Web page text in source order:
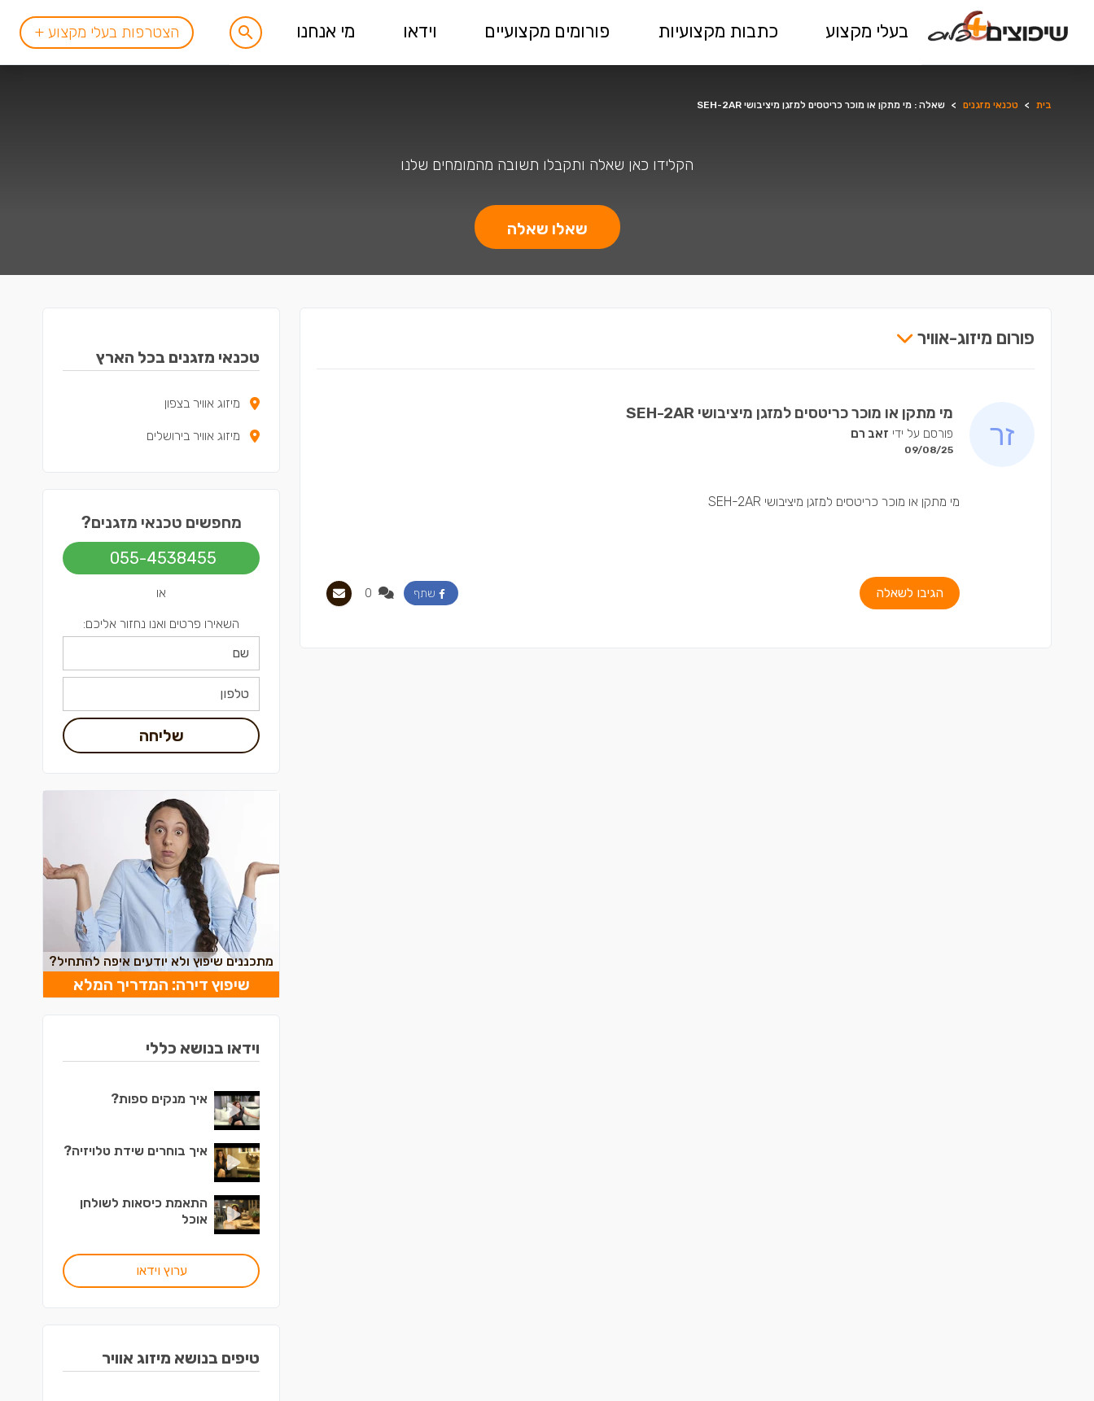
בעלי מקצוע כתבות מקצועיות פורומים מקצועיים וידאו מי אנחנו הצטרפות בעלי מקצוע +
בית > טכנאי מזגנים > שאלה : מי מתקן או מוכר כריטסים למזגן מיציבושי SEH-2AR
הקלידו כאן שאלה ותקבלו תשובה מהמומחים שלנו
שאלו שאלה
פורום מיזוג-אוויר
מי מתקן או מוכר כריטסים למזגן מיציבושי SEH-2AR
פורסם על ידי זאב רם
09/08/25
מי מתקן או מוכר כריטסים למזגן מיציבושי SEH-2AR
הגיבו לשאלה שתף
טכנאי מזגנים בכל הארץ
מיזוג אוויר בצפון
מיזוג אוויר בירושלים
מחפשים טכנאי מזגנים?
055-4538455
או
השאירו פרטים ואנו נחזור אליכם:
שליחה
מתכננים שיפוץ ולא יודעים איפה להתחיל?
שיפוץ דירה: המדריך המלא
וידאו בנושא כללי
איך מנקים ספות?
איך בוחרים שידת טלויזיה?
התאמת כיסאות לשולחן
אוכל
ערוץ וידאו
טיפים בנושא מיזוג אוויר